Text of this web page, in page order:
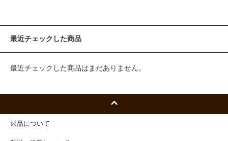
最近チェックした商品
最近チェックした商品はまだありません。
返品について